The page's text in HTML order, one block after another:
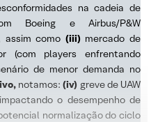
na cadeia de
Boeing e Airbus/P&W
assim como (iii) mercado de
(com players enfrentando
de menor demanda no
notamos:(iv) greve de UAW
o desempenho de
normalização do ciclo